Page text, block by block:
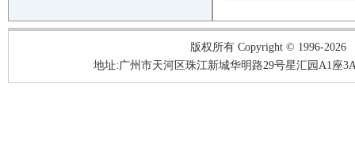
版权所有 Copyright © 1996-2026
地址:广州市天河区珠江新城华明路29号星汇园A1座